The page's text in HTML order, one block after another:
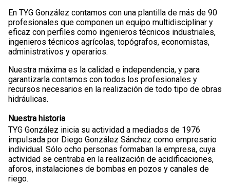
En TYG González contamos con una plantilla de más de 90
profesionales que componen un equipo multidisciplinar y
eficaz con perfiles como ingenieros técnicos industriales,
ingenieros técnicos agrícolas, topógrafos, economistas,
administrativos y operarios.
Nuestra máxima es la calidad e independencia, y para
garantizarla contamos con todos los profesionales y
recursos necesarios en la realización de todo tipo de obras
hidráulicas.
Nuestra historia
TYG González inicia su actividad a mediados de 1976
impulsada por Diego González Sánchez como empresario
individual. Sólo ocho personas formaban la empresa, cuya
actividad se centraba en la realización de acidificaciones,
aforos, instalaciones de bombas en pozos y canales de
riego.